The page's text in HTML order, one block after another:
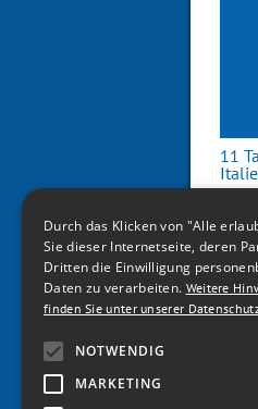
11
Durch das Klicken von "Alle
Sie dieser Internetseite, deren
Dritten die Einwilligung
Daten zu verarbeiten. Weitere
finden Sie unter unserer
NOTWENDIG
MARKETING